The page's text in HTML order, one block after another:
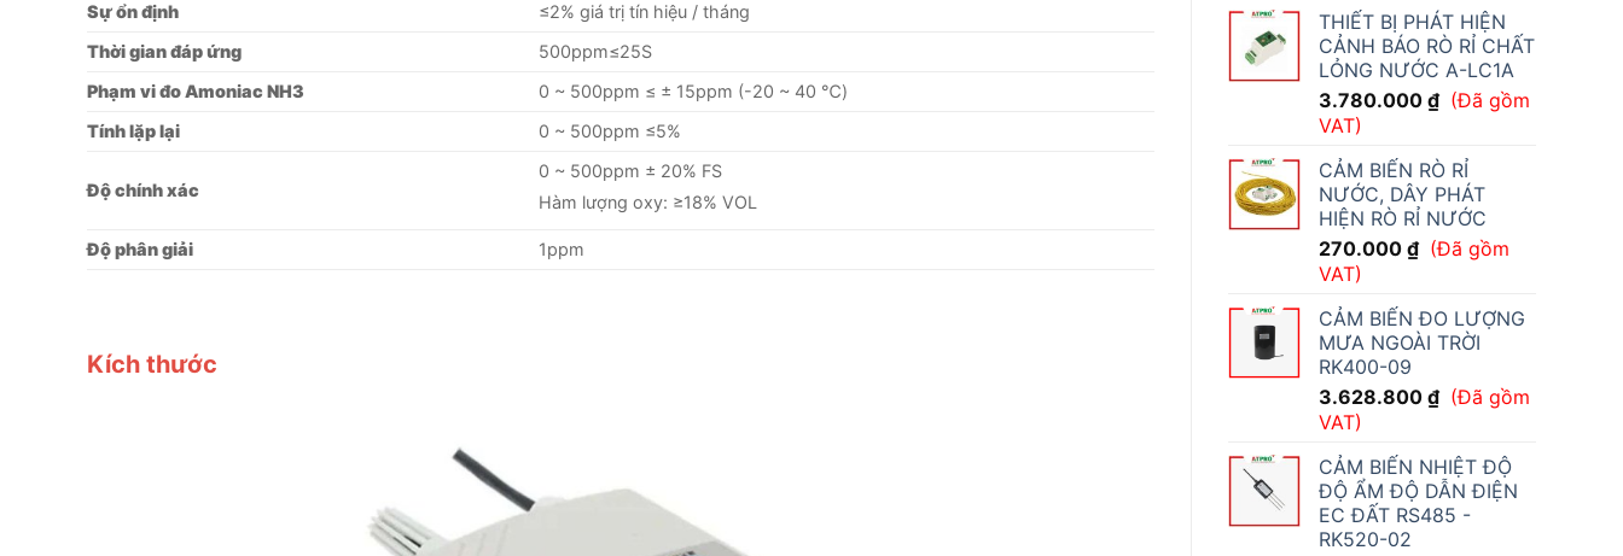
THIẾT BỊ PHÁT HIỆN
CẢNH BÁO RÒ RỈ CHẤT
LỎNG NƯỚC A-LC1A
3.780.000 ₫ (Đã gồm
VAT)
CẢM BIẾN RÒ RỈ
NƯỚC, DÂY PHÁT
HIỆN RÒ RỈ NƯỚC
270.000 ₫ (Đã gồm
VAT)
CẢM BIẾN ĐO LƯỢNG
MƯA NGOÀI TRỜI
RK400-09
3.628.800 ₫ (Đã gồm
VAT)
CẢM BIẾN NHIỆT ĐỘ
ĐỘ ẨM ĐỘ DẪN ĐIỆN
EC ĐẤT RS485 -
RK520-02
Sự ổn định
≤2% giá trị tín hiệu / tháng
Thời gian đáp ứng
500ppm≤25S
Phạm vi đo Amoniac NH3
0 ~ 500ppm ≤ ± 15ppm (-20 ~ 40 ℃)
Tính lặp lại
0 ~ 500ppm ≤5%
Độ chính xác
0 ~ 500ppm ± 20% FS
Hàm lượng oxy: ≥18% VOL
Độ phân giải 1ppm
Kích thước